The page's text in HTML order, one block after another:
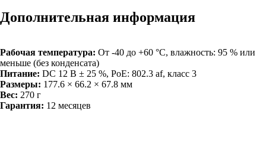
Дополнительная информация
Рабочая температура: От -40 до +60 °C, влажность: 95 % или
меньше (без конденсата)
Питание: DC 12 В ± 25 %, PoE: 802.3 af, класс 3
Размеры: 177.6 × 66.2 × 67.8 мм
Вес: 270 г
Гарантия: 12 месяцев